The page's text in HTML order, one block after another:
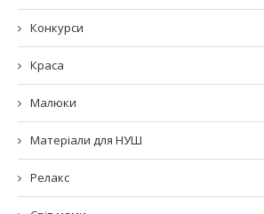
Конкурси
Краса
Малюки
Матеріали для НУШ
Релакс